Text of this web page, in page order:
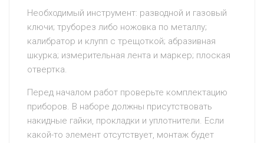
Необходимый инструмент: разводной и газовый
ключи; труборез либо ножовка по металлу;
калибратор и клупп с трещоткой; абразивная
шкурка; измерительная лента и маркер; плоская
отвертка.
Перед началом работ проверьте комплектацию
приборов. В наборе должны присутствовать
накидные гайки, прокладки и уплотнители. Если
какой-то элемент отсутствует, монтаж будет